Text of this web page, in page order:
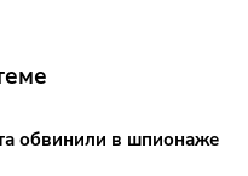
обвинили в шпионаже